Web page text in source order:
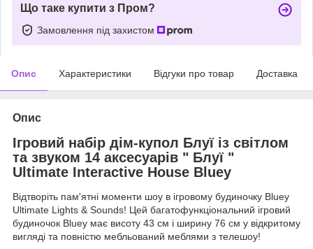
Що таке купити з Пром?
Замовлення під захистом
Опис Характеристики Відгуки про товар Доставка
Опис
Ігровий набір дім-купол Блуї із світлом
та звуком 14 аксесуарів " Блуї "
Ultimate Interactive House Bluey
Відтворіть пам'ятні моменти шоу в ігровому будиночку Bluey
Ultimate Lights & Sounds! Цей багатофункціональний ігровий
будиночок Bluey має висоту 43 см і ширину 76 см у відкритому
вигляді та повністю мебльований меблями з телешоу!